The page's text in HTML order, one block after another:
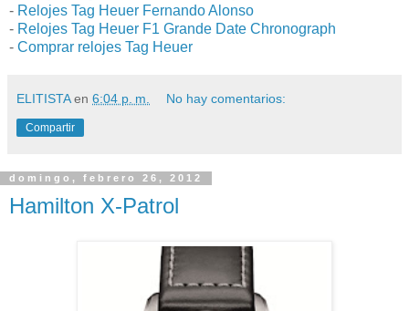
- Relojes Tag Heuer Fernando Alonso
- Relojes Tag Heuer F1 Grande Date Chronograph
- Comprar relojes Tag Heuer
ELITISTA en 6:04 p. m. No hay comentarios:
Compartir
domingo, febrero 26, 2012
Hamilton X-Patrol